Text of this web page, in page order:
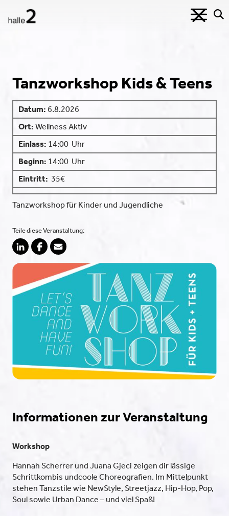
Tanzworkshop Kids & Teens
Datum: 6.8.2026
Ort: Wellness Aktiv
Einlass: 14:00 Uhr
Beginn: 14:00 Uhr
Eintritt: 35€
Tanzworkshop für Kinder und Jugendliche
Teile diese Veranstaltung:
Informationen zur Veranstaltung
Workshop
Hannah Scherrer und Juana Gjeci zeigen dir lässige
Schrittkombis undcoole Choreografien. Im Mittelpunkt
stehen Tanzstile wie NewStyle, Streetjazz, Hip-Hop, Pop,
Soul sowie Urban Dance – und viel Spaß!